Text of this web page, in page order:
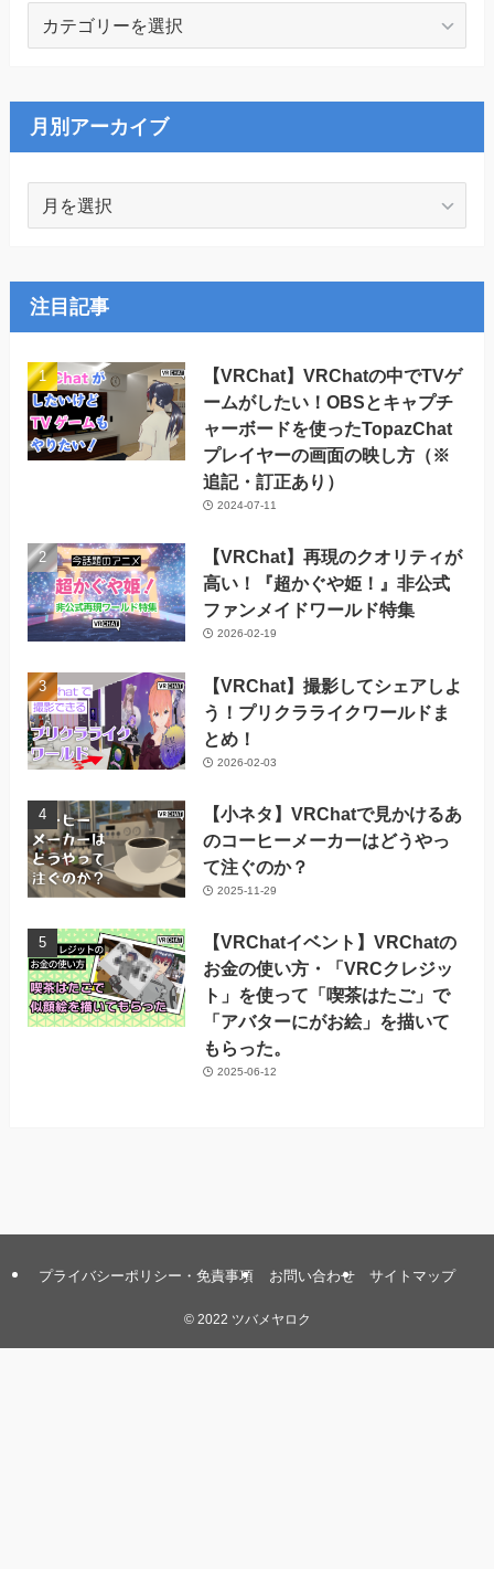
リ
ー
月別アーカイブ
ー
カ
イ
ブ
注目記事
【VRChat】VRChatの中でTVゲ
ームがしたい！OBSとキャプチ
ャーボードを使ったTopazChat
プレイヤーの画面の映し方（※
追記・訂正あり）
2024-07-11
【VRChat】再現のクオリティが
高い！『超かぐや姫！』非公式
ファンメイドワールド特集
2026-02-19
【VRChat】撮影してシェアしよ
う！プリクラライクワールドま
とめ！
2026-02-03
【小ネタ】VRChatで見かけるあ
のコーヒーメーカーはどうやっ
て注ぐのか？
2025-11-29
【VRChatイベント】VRChatの
お金の使い方・「VRCクレジッ
ト」を使って「喫茶はたご」で
「アバターにがお絵」を描いて
もらった。
2025-06-12
プライバシーポリシー・免責事項 お問い合わせ サイトマップ
©2022 ツバメヤロク